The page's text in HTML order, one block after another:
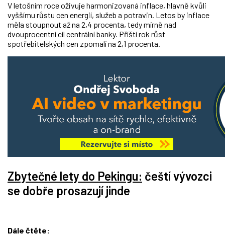
V letošním roce oživuje harmonizovaná inflace, hlavně kvůli
vyššímu růstu cen energií, služeb a potravin. Letos by inflace
měla stoupnout až na 2,4 procenta, tedy mírně nad
dvouprocentní cíl centrální banky. Příští rok růst
spotřebitelských cen zpomalí na 2,1 procenta.
Zbytečné lety do Pekingu: čeští vývozci
se dobře prosazují jinde
Dále čtěte: